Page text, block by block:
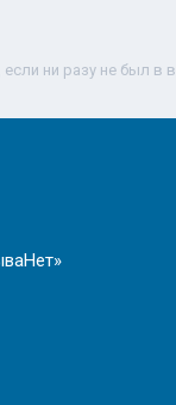
если ни разу не был в